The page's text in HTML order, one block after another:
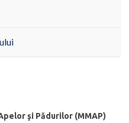
şi Pădurilor (MMAP)